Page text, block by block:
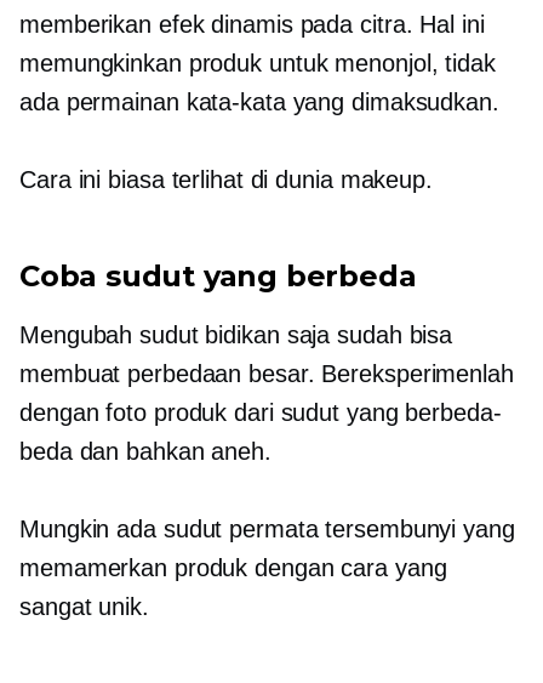
memberikan efek dinamis pada citra. Hal ini
memungkinkan produk untuk menonjol, tidak
ada permainan kata-kata yang dimaksudkan.
Cara ini biasa terlihat di dunia makeup.
Coba sudut yang berbeda
Mengubah sudut bidikan saja sudah bisa
membuat perbedaan besar. Bereksperimenlah
dengan foto produk dari sudut yang berbeda-
beda dan bahkan aneh.
Mungkin ada sudut permata tersembunyi yang
memamerkan produk dengan cara yang
sangat unik.